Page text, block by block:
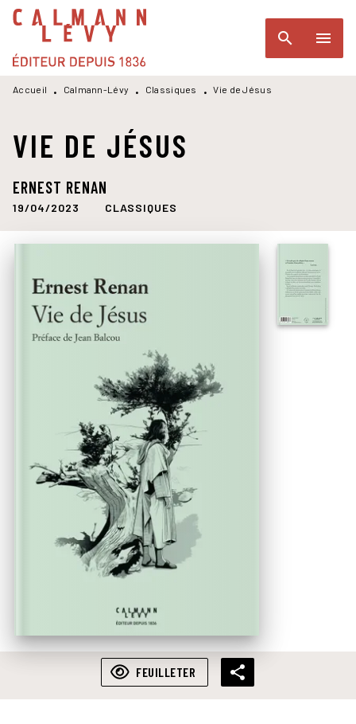
MENU RECHERCHE
PIED DE PAGE
search menu
Accueil • Calmann-Lévy • Classiques • Vie de Jésus
VIE DE JÉSUS
ERNEST RENAN
19/04/2023 CLASSIQUES
FEUILLETER